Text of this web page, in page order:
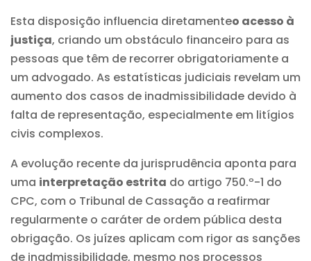
Esta disposição influencia diretamenteo acesso à
justiça, criando um obstáculo financeiro para as
pessoas que têm de recorrer obrigatoriamente a
um advogado. As estatísticas judiciais revelam um
aumento dos casos de inadmissibilidade devido à
falta de representação, especialmente em litígios
civis complexos.
A evolução recente da jurisprudência aponta para
uma interpretação estrita do artigo 750.º-1 do
CPC, com o Tribunal de Cassação a reafirmar
regularmente o caráter de ordem pública desta
obrigação. Os juízes aplicam com rigor as sanções
de inadmissibilidade, mesmo nos processos